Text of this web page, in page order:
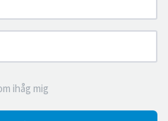
ihåg mig